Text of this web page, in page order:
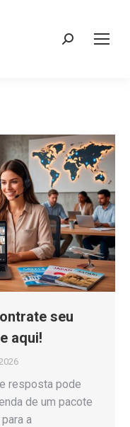
Search:
seu
aqui!
resposta pode
de um pacote
a